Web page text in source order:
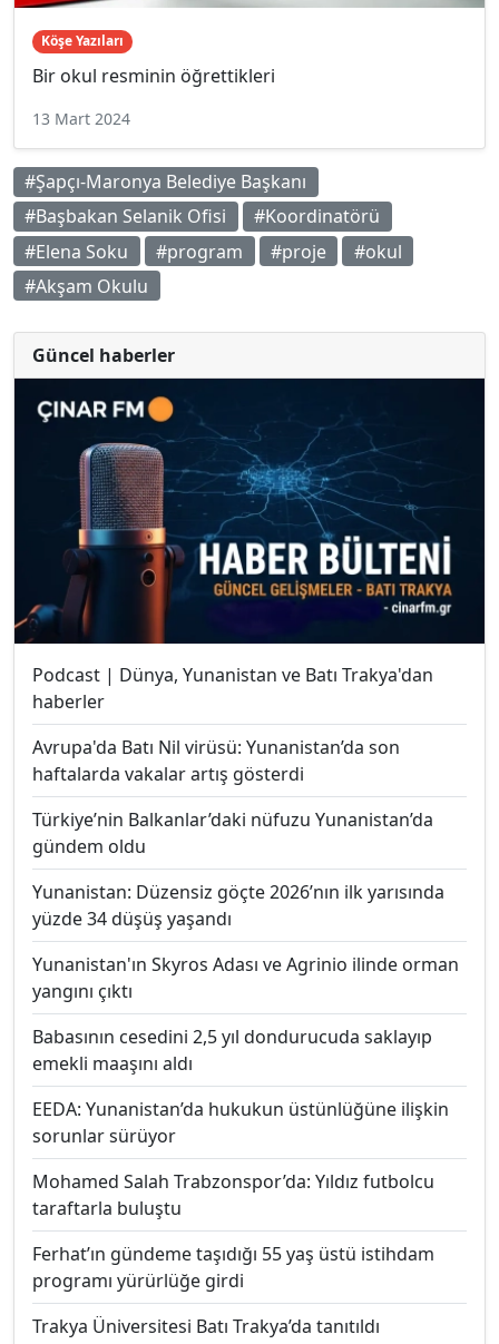
Köşe Yazıları
Bir okul resminin öğrettikleri
13 Mart 2024
#Şapçı-Maronya Belediye Başkanı
#Başbakan Selanik Ofisi
#Koordinatörü
#Elena Soku
#program #proje
#okul
#Akşam Okulu
Güncel haberler
Podcast | Dünya, Yunanistan ve Batı Trakya'dan
haberler
Avrupa'da Batı Nil virüsü: Yunanistan’da son
haftalarda vakalar artış gösterdi
Türkiye’nin Balkanlar’daki nüfuzu Yunanistan’da
gündem oldu
Yunanistan: Düzensiz göçte 2026’nın ilk yarısında
yüzde 34 düşüş yaşandı
Yunanistan'ın Skyros Adası ve Agrinio ilinde orman
yangını çıktı
Babasının cesedini 2,5 yıl dondurucuda saklayıp
emekli maaşını aldı
EEDA: Yunanistan’da hukukun üstünlüğüne ilişkin
sorunlar sürüyor
Mohamed Salah Trabzonspor’da: Yıldız futbolcu
taraftarla buluştu
Ferhat’ın gündeme taşıdığı 55 yaş üstü istihdam
programı yürürlüğe girdi
Trakya Üniversitesi Batı Trakya’da tanıtıldı